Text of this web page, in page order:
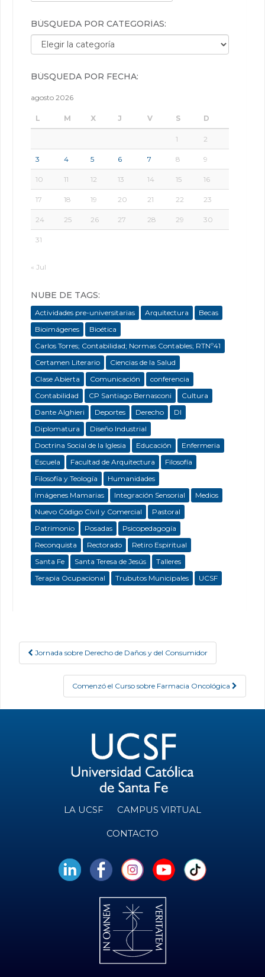
BÚSQUEDA POR CATEGORÍAS:
Búsqueda por categorías:
BÚSQUEDA POR FECHA:
agosto 2026
L M X J V S D
1 2
3 4 5 6 7 8 9
10 11 12 13 14 15 16
17 18 19 20 21 22 23
24 25 26 27 28 29 30
31
« Jul
NUBE DE TAGS:
Actividades pre-universitarias Arquitectura
Becas
Bioimágenes
Bioética
Carlos Torres; Contabilidad; Normas Contables; RTNº41
Certamen Literario
Ciencias de la Salud
Clase Abierta
Comunicación
conferencia
Contabilidad
CP Santiago Bernasconi
Cultura
Dante Alghieri
Deportes Derecho
DI
Diplomatura
Diseño Industrial
Doctrina Social de la Iglesia
Educación
Enfermeria
Escuela
Facultad de Arquitectura
Filosofía
Filosofía y Teología
Humanidades
Imágenes Mamarias
Integración Sensorial
Medios
Nuevo Código Civil y Comercial
Pastoral
Patrimonio
Posadas
Psicopedagogía
Reconquista
Rectorado
Retiro Espiritual
Santa Fe
Santa Teresa de Jesús
Talleres
Terapia Ocupacional
Trubutos Municipales UCSF
Post navigation
Jornada sobre Derecho de Daños y del Consumidor
Comenzó el Curso sobre Farmacia Oncológica
LA UCSF CAMPUS VIRTUAL
CONTACTO